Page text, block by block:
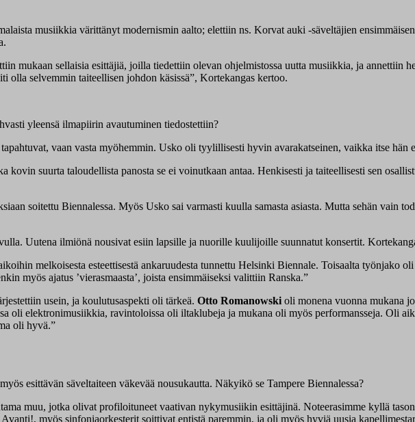
musiikkia värittänyt modernismin aalto; elettiin ns. Korvat auki -säveltäjien
mukaan sellaisia esittäjiä, joilla tiedettiin olevan ohjelmistossa uutta musiikkia, ja annettiin
selvemmin taiteellisen johdon käsissä”, Kortekangas kertoo.
yleensä ilmapiirin avautuminen tiedostettiin?
vaan vasta myöhemmin. Usko oli tyylillisesti hyvin avarakatseinen, vaikka itse hän
kovin suurta taloudellista panosta se ei voinutkaan antaa. Henkisesti ja taiteellisesti sen
soitettu Biennalessa. Myös Usko sai varmasti kuulla samasta asiasta. Mutta sehän vain
Uutena ilmiönä nousivat esiin lapsille ja nuorille kuulijoille suunnatut konsertit.
melkoisesta esteettisestä ankaruudesta tunnettu Helsinki Biennale. Toisaalta työnjako
myös ajatus ’vierasmaasta’, joista ensimmäiseksi valittiin Ranska.”
usein, ja koulutusaspekti oli tärkeä. Otto Romanowski oli monena vuonna mukana
oli elektronimusiikkia, ravintoloissa oli iltaklubeja ja mukana oli myös performansseja. Oli
oli hyvä.”
esittävän säveltaiteen väkevää nousukautta. Näkyikö se Tampere Biennalessa?
muu, jotka olivat profiloituneet vaativan nykymusiikin esittäjinä. Noteerasimme kyllä
myös sinfoniaorkesterit soittivat entistä paremmin, ja oli myös hyviä uusia